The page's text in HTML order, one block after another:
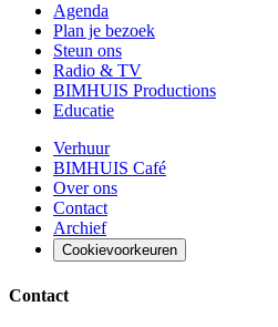
Agenda
Plan je bezoek
Steun ons
Radio & TV
BIMHUIS Productions
Educatie
Verhuur
BIMHUIS Café
Over ons
Contact
Archief
Cookievoorkeuren
Contact